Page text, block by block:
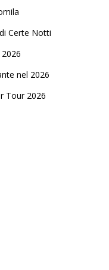
Certe Notti
nel 2026
Tour 2026